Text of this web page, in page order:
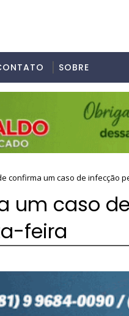
SOBRE
confirma um caso de infecção
um caso
feira